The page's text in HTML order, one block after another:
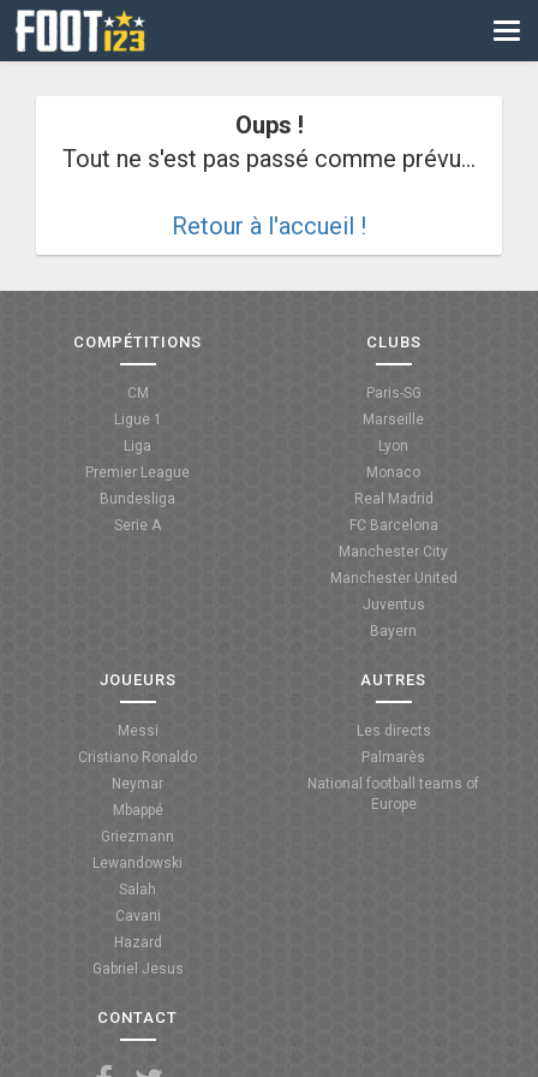
CM
COUPE DE FRANCE
COUPE DE LA LIGUE
Oups !
Tout ne s'est pas passé comme prévu...
Retour à l'accueil !
COMPÉTITIONS
CM
Ligue 1
Liga
Premier League
Bundesliga
Serie A
CLUBS
Paris-SG
Marseille
Lyon
Monaco
Real Madrid
FC Barcelona
Manchester City
Manchester United
Juventus
Bayern
JOUEURS
Messi
Cristiano Ronaldo
Neymar
Mbappé
Griezmann
Lewandowski
Salah
Cavani
Hazard
Gabriel Jesus
AUTRES
Les directs
Palmarès
National football teams of
Europe
CONTACT